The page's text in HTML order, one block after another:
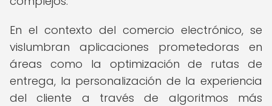
En el contexto del comercio electrónico, se
vislumbran aplicaciones prometedoras en
áreas como la optimización de rutas de
entrega, la personalización de la experiencia
del cliente a través de algoritmos más